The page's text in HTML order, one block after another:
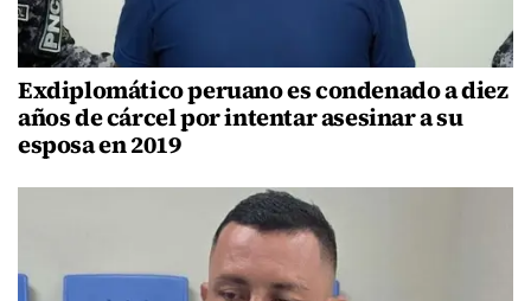
Exdiplomático peruano es condenado a diez
años de cárcel por intentar asesinar a su
esposa en 2019